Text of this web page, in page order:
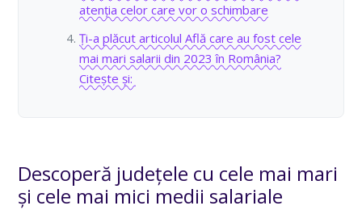
atenția celor care vor o schimbare
Ți-a plăcut articolul Află care au fost cele
mai mari salarii din 2023 în România?
Citește și:
Descoperă județele cu cele mai mari
și cele mai mici medii salariale